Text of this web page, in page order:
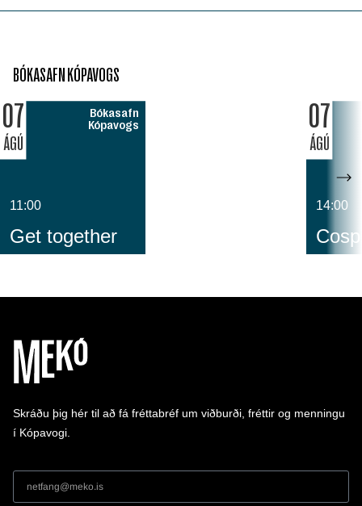
BÓKASAFN KÓPAVOGS
07
ÁGÚ
Bókasafn
Kópavogs
11:00
Get together
07
ÁGÚ
14:00
Skráðu þig hér til að fá fréttabréf um viðburði, fréttir og menningu
í Kópavogi.